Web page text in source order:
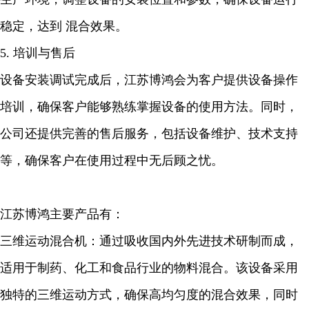
稳定，达到 混合效果。
5. 培训与售后
设备安装调试完成后，江苏博鸿会为客户提供设备操作
培训，确保客户能够熟练掌握设备的使用方法。同时，
公司还提供完善的售后服务，包括设备维护、技术支持
等，确保客户在使用过程中无后顾之忧。
江苏博鸿主要产品有：
三维运动混合机：通过吸收国内外先进技术研制而成，
适用于制药、化工和食品行业的物料混合。该设备采用
独特的三维运动方式，确保高均匀度的混合效果，同时